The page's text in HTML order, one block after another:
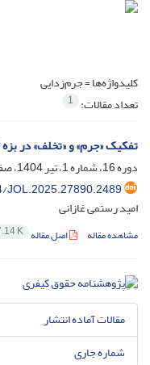
کلیدواژه‌ها =جرم‌زدایی
تعداد مقالات: 1
تفکیک «جرم» و «تخلف» در بزه
دوره 16، شماره 1، تیر 1404، صفحه
JOL.2025.27890.2489
امید رستمی غازانی
مشاهده مقاله اصل مقاله K
مقالات آماده انتشار
شماره جاری